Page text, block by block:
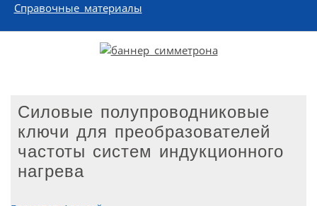
Справочные материалы
Силовые полупроводниковые
ключи для преобразователей
частоты систем индукционного
нагрева